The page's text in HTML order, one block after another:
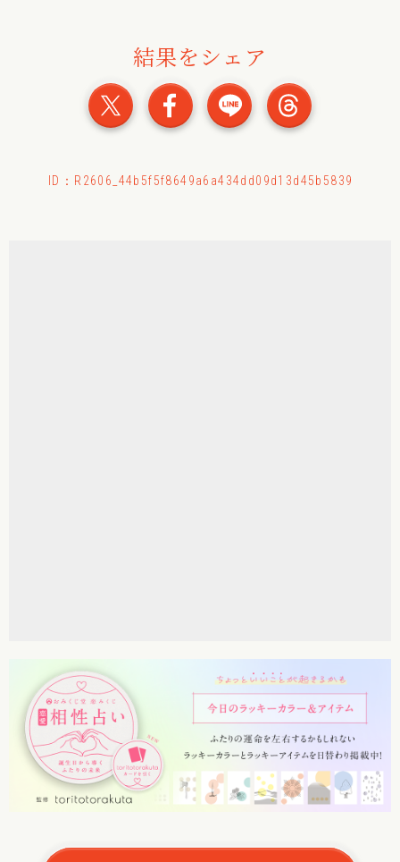
結果をシェア
おみくじの結果をXでシェア
おみくじの結果を
おみくじの結
ID：R2606_44b5f5f8649a6a434dd09d13d45b5839